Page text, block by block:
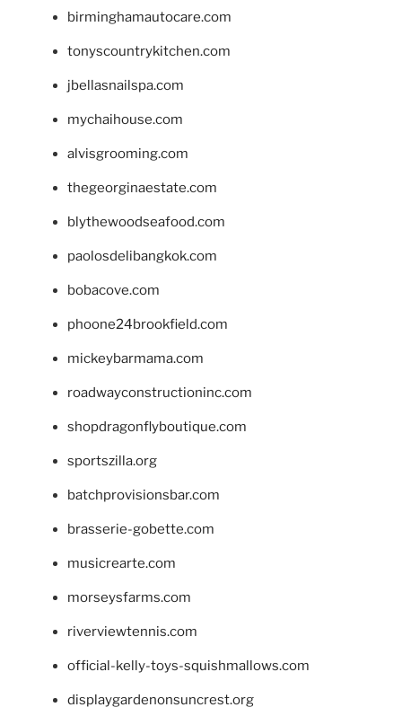
birminghamautocare.com
tonyscountrykitchen.com
jbellasnailspa.com
mychaihouse.com
alvisgrooming.com
thegeorginaestate.com
blythewoodseafood.com
paolosdelibangkok.com
bobacove.com
phoone24brookfield.com
mickeybarmama.com
roadwayconstructioninc.com
shopdragonflyboutique.com
sportszilla.org
batchprovisionsbar.com
brasserie-gobette.com
musicrearte.com
morseysfarms.com
riverviewtennis.com
official-kelly-toys-squishmallows.com
displaygardenonsuncrest.org